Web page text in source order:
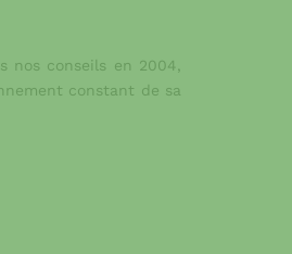
nos conseils en 2004,
constant de sa